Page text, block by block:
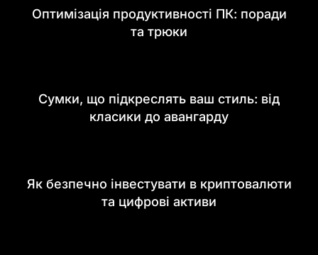
Оптимізація продуктивності ПК: поради
та трюки
Сумки, що підкреслять ваш стиль: від
класики до авангарду
Як безпечно інвестувати в криптовалюти
та цифрові активи